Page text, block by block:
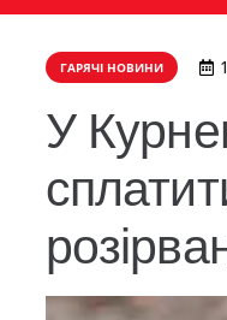
ГАРЯЧІ НОВИНИ
У